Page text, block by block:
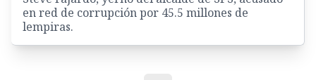
en red de corrupción por 45.5 millones de
lempiras.